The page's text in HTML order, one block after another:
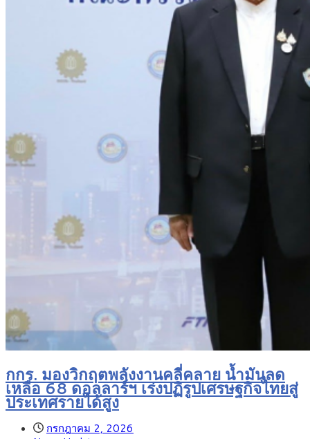
กกร. มองวิกฤตพลังงานคลี่คลาย น้ำมันลด
เหลือ 68 ดอลลาร์ฯ เร่งปฏิรูปเศรษฐกิจไทยสู่
ประเทศรายได้สูง
กรกฎาคม 2, 2026